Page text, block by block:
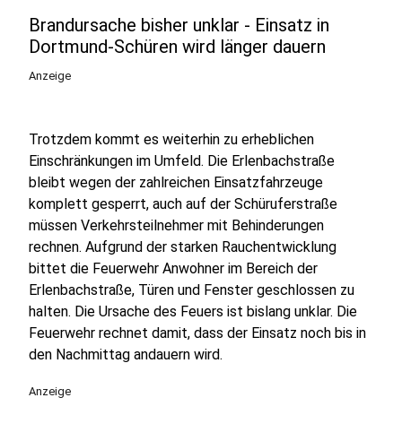
Brandursache bisher unklar - Einsatz in
Dortmund-Schüren wird länger dauern
Anzeige
Trotzdem kommt es weiterhin zu erheblichen
Einschränkungen im Umfeld. Die Erlenbachstraße
bleibt wegen der zahlreichen Einsatzfahrzeuge
komplett gesperrt, auch auf der Schüruferstraße
müssen Verkehrsteilnehmer mit Behinderungen
rechnen. Aufgrund der starken Rauchentwicklung
bittet die Feuerwehr Anwohner im Bereich der
Erlenbachstraße, Türen und Fenster geschlossen zu
halten. Die Ursache des Feuers ist bislang unklar. Die
Feuerwehr rechnet damit, dass der Einsatz noch bis in
den Nachmittag andauern wird.
Anzeige